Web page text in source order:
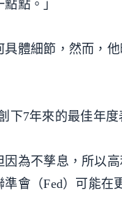
點。」
體細節，然而，
下7年來的最佳年度
為不孳息，所以
會（Fed）可能在